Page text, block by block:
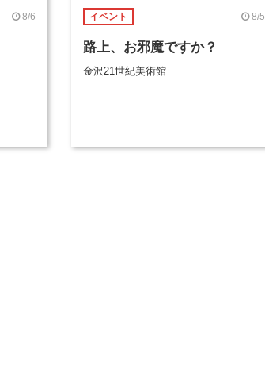
8/6 イベント 8/5
路上、お邪魔ですか？
金沢21世紀美術館